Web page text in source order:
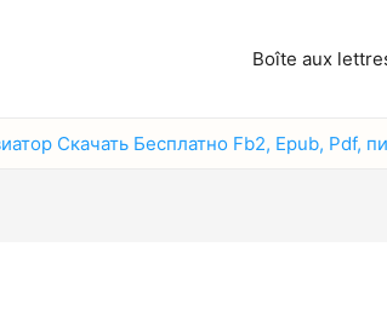
Boîte aux
Скачать Бесплатно Fb2, Epub, Pdf,